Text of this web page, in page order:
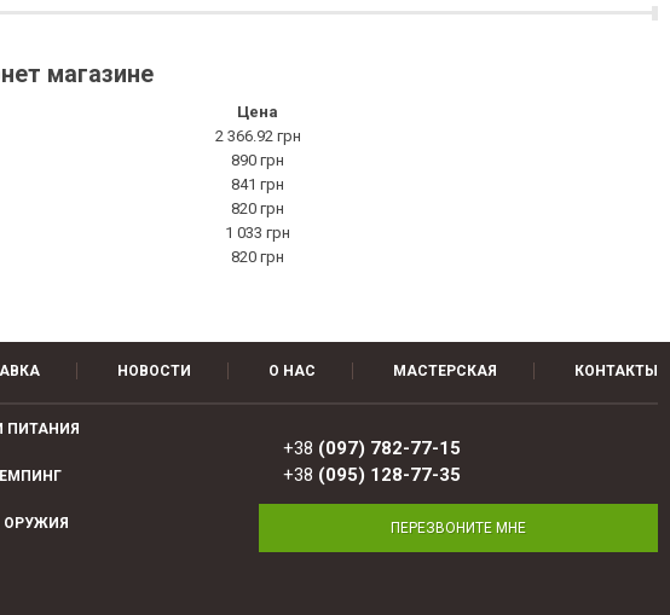
магазине
Цена
2 366.92 грн
890 грн
841 грн
820 грн
1 033 грн
820 грн
НОВОСТИ О НАС МАСТЕРСКАЯ КОНТАКТЫ
+38 (097) 782-77-15
+38 (095) 128-77-35
ПЕРЕЗВОНИТЕ МНЕ
ПИТАНИЯ
ОРУЖИЯ